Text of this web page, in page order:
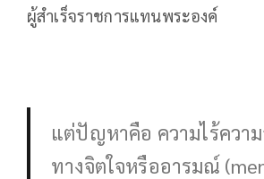
ผู้สำเร็จราชการแทนพระองค์
แต่ปัญหาคือ ความไร้ควา
ทางจิตใจหรืออารมณ์